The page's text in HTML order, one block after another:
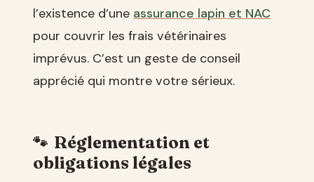
l’existence d’une assurance lapin et NAC
pour couvrir les frais vétérinaires
imprévus. C’est un geste de conseil
apprécié qui montre votre sérieux.
Réglementation et
obligations légales